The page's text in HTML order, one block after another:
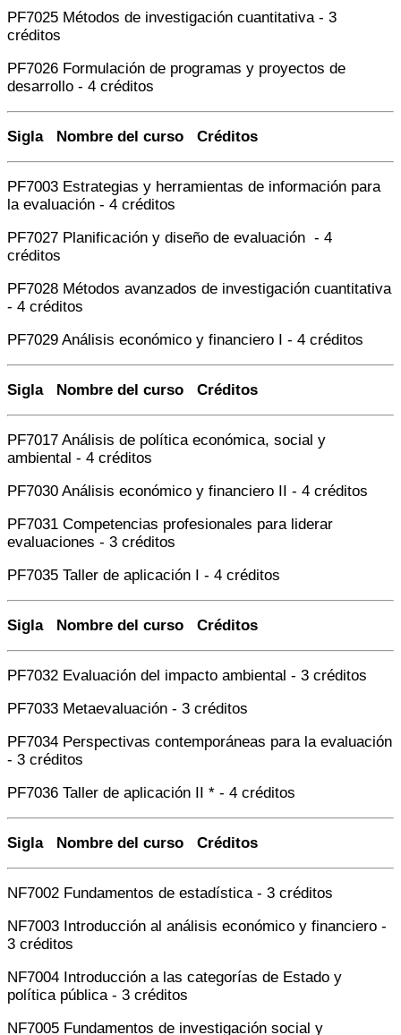
PF7025 Métodos de investigación cuantitativa - 3
créditos
PF7026 Formulación de programas y proyectos de
desarrollo - 4 créditos
Sigla Nombre del curso Créditos
PF7003 Estrategias y herramientas de información para
la evaluación - 4 créditos
PF7027 Planificación y diseño de evaluación - 4
créditos
PF7028 Métodos avanzados de investigación cuantitativa
- 4 créditos
PF7029 Análisis económico y financiero I - 4 créditos
Sigla Nombre del curso Créditos
PF7017 Análisis de política económica, social y
ambiental - 4 créditos
PF7030 Análisis económico y financiero II - 4 créditos
PF7031 Competencias profesionales para liderar
evaluaciones - 3 créditos
PF7035 Taller de aplicación I - 4 créditos
Sigla Nombre del curso Créditos
PF7032 Evaluación del impacto ambiental - 3 créditos
PF7033 Metaevaluación - 3 créditos
PF7034 Perspectivas contemporáneas para la evaluación
- 3 créditos
PF7036 Taller de aplicación II * - 4 créditos
Sigla Nombre del curso Créditos
NF7002 Fundamentos de estadística - 3 créditos
NF7003 Introducción al análisis económico y financiero -
3 créditos
NF7004 Introducción a las categorías de Estado y
política pública - 3 créditos
NF7005 Fundamentos de investigación social y